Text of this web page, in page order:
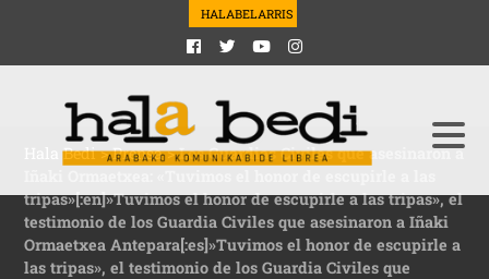
HALABELARRIS
Hala Bedi>Prensa>Los Guardias Civiles que asesinaron a
tripas»[:en]»Tuvimos el honor de escupirle a las tripas», el
testimonio de los Guardia Civiles que asesinaron a Iñaki
Ormaetxea Antepara[:es]»Tuvimos el honor de escupirle a
las tripas», el testimonio de los Guardia Civiles que